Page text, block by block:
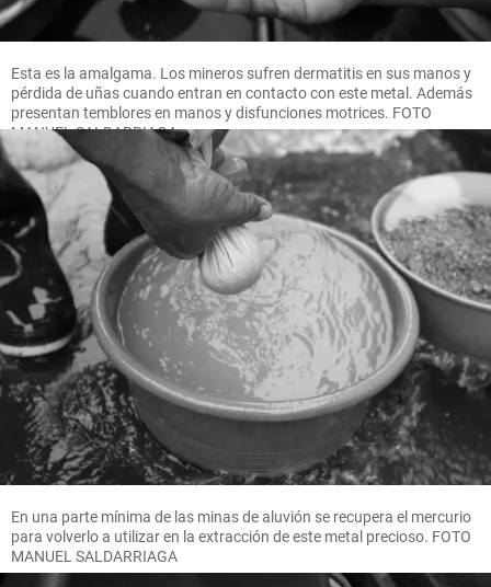
Esta es la amalgama. Los mineros sufren dermatitis en sus manos y
pérdida de uñas cuando entran en contacto con este metal. Además
presentan temblores en manos y disfunciones motrices. FOTO
MANUEL SALDARRIAGA
En una parte mínima de las minas de aluvión se recupera el mercurio
para volverlo a utilizar en la extracción de este metal precioso. FOTO
MANUEL SALDARRIAGA